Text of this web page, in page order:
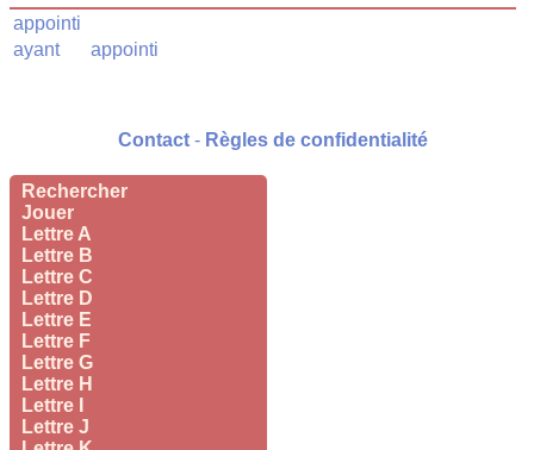
Rechercher
Jouer
Lettre A
Lettre B
Lettre C
Lettre D
Lettre E
Lettre F
Lettre G
Lettre H
Lettre I
Lettre J
appointi
ayant
appointi
Contact - Règles de confidentialité